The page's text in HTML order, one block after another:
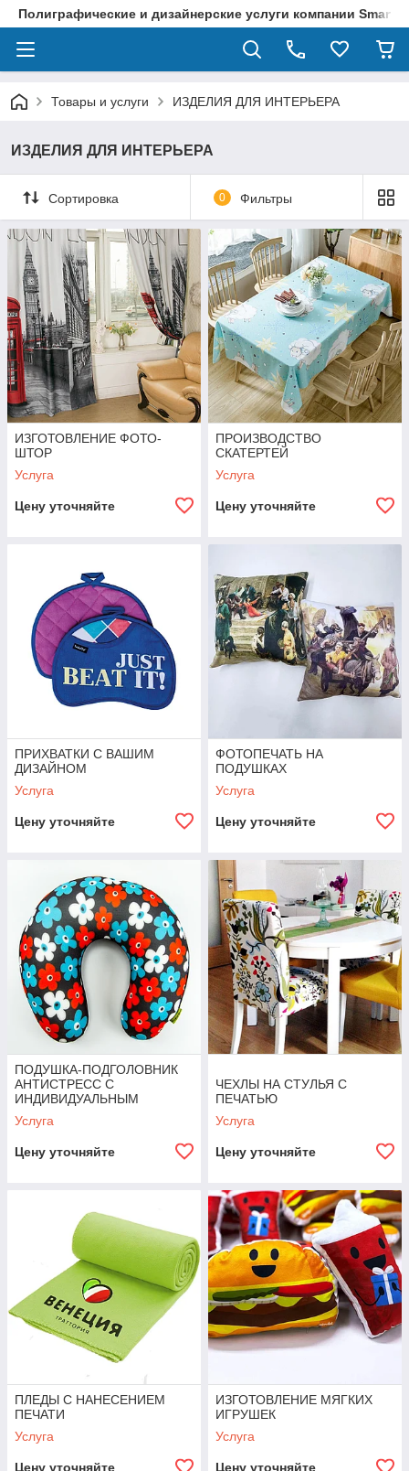
Полиграфические и дизайнерские услуги компании
Товары и услуги ИЗДЕЛИЯ ДЛЯ ИНТЕРЬЕРА
ИЗДЕЛИЯ ДЛЯ ИНТЕРЬЕРА
Сортировка 0 Фильтры
ИЗГОТОВЛЕНИЕ ФОТО-
ШТОР
Услуга
Цену уточняйте
ПРОИЗВОДСТВО
СКАТЕРТЕЙ
Услуга
Цену уточняйте
ПРИХВАТКИ С ВАШИМ
ДИЗАЙНОМ
Услуга
Цену уточняйте
ФОТОПЕЧАТЬ НА
ПОДУШКАХ
Услуга
Цену уточняйте
ПОДУШКА-ПОДГОЛОВНИК
АНТИСТРЕСС С
ИНДИВИДУАЛЬНЫМ
ДИЗАЙНОМ
Услуга
Цену уточняйте
ЧЕХЛЫ НА СТУЛЬЯ С
ПЕЧАТЬЮ
Услуга
Цену уточняйте
ПЛЕДЫ С НАНЕСЕНИЕМ
ПЕЧАТИ
Услуга
Цену уточняйте
ИЗГОТОВЛЕНИЕ МЯГКИХ
ИГРУШЕК
Услуга
Цену уточняйте